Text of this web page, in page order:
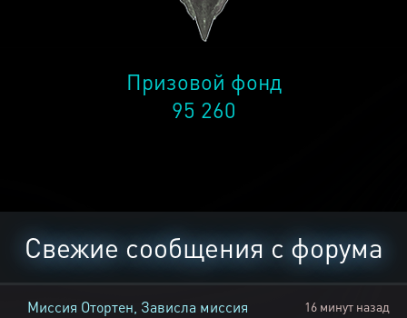
Призовой фонд
95 260
Свежие сообщения с форума
Миссия Отортен, Зависла миссия 16 минут назад